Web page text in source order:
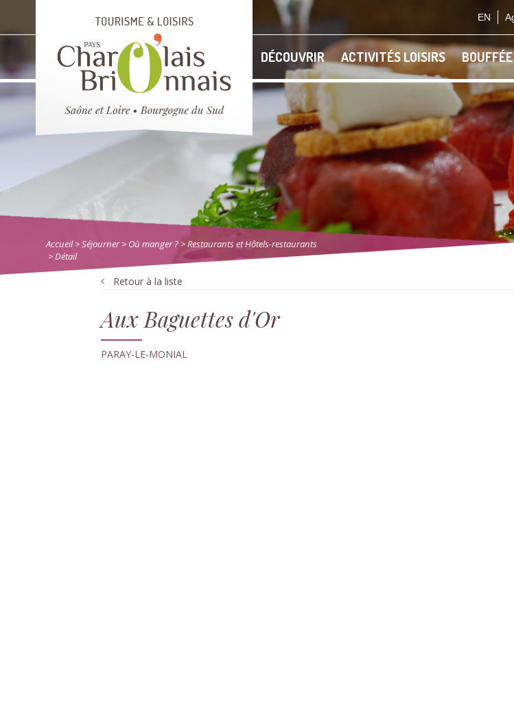
EN
DÉCOUVRIR ACTIVITÉS LOISIRS
Accueil> Séjourner> Où manger ? >Restaurants et Hôtels-restaurants
> Détail
Retour à la liste
Aux Baguettes d'Or
PARAY-LE-MONIAL